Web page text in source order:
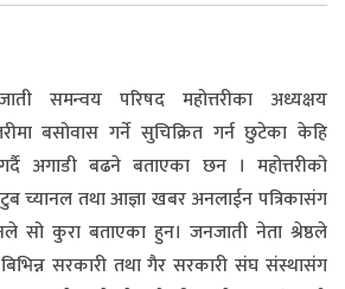
समन्वय परिषद महोत्तरीका अध्यक्षय
बसोवास गर्ने सुचिक्रित गर्न छुटेका केहि
अगाडी बढने बताएका छन । महोत्तरीको
च्यानल तथा आज्ञा खबर अनलाईन पत्रिकासंग
सो कुरा बताएका हुन। जनजाती नेता श्रेष्ठले
सरकारी तथा गैर सरकारी संघ संस्थासंग